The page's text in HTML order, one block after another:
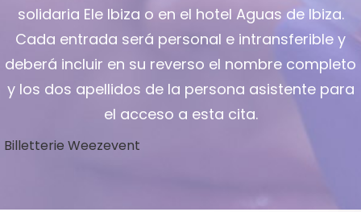
solidaria Ele Ibiza o en el hotel Aguas de Ibiza.
Cada entrada será personal e intransferible y
deberá incluir en su reverso el nombre completo
y los dos apellidos de la persona asistente para
el acceso a esta cita.
Billetterie Weezevent